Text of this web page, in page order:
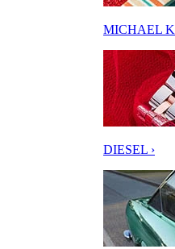
MICHAEL
DIESEL ›